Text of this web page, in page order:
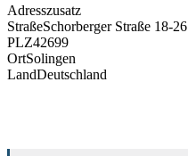
Adresszusatz
StraßeSchorberger Straße 18-26
PLZ42699
OrtSolingen
LandDeutschland